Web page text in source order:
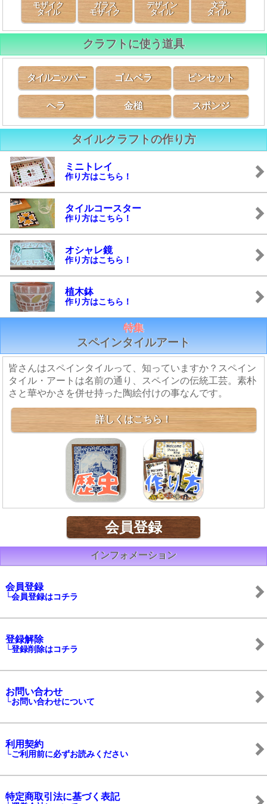
モザイク
タイル
ガラス
モザイク
デザイン
タイル
文字
タイル
クラフトに使う道具
タイルニッパー ゴムベラ ピンセット
ヘラ 金槌 スポンジ
タイルクラフトの作り方
ミニトレイ
作り方はこちら！
タイルコースター
作り方はこちら！
オシャレ鏡
作り方はこちら！
植木鉢
作り方はこちら！
特集
スペインタイルアート
皆さんはスペインタイルって、知っていますか？スペイン
タイル・アートは名前の通り、スペインの伝統工芸。素朴
さと華やかさを併せ持った陶絵付けの事なんです。
詳しくはこちら！
会員登録
インフォメーション
会員登録
└会員登録はコチラ
登録解除
└登録削除はコチラ
お問い合わせ
└お問い合わせについて
利用契約
└ご利用前に必ずお読みください
特定商取引法に基づく表記